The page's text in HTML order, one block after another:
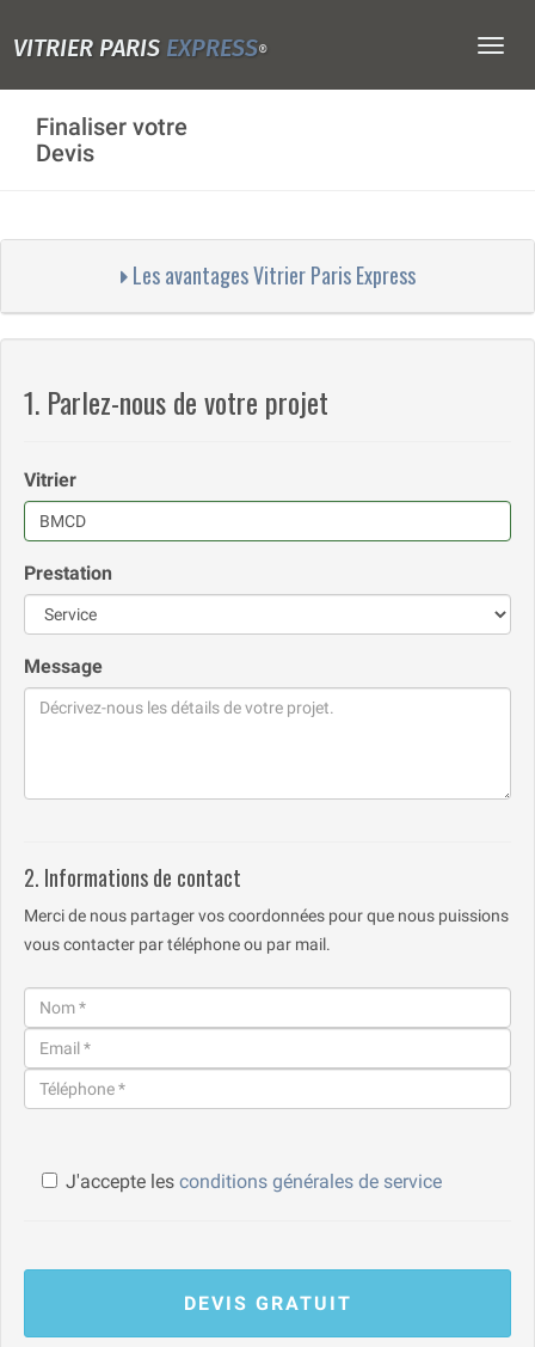
VITRIER PARIS EXPRESS®
Finaliser votre
Devis
Les avantages Vitrier Paris Express
1. Parlez-nous de votre projet
Vitrier
Prestation
Message
2. Informations de contact
Merci de nous partager vos coordonnées pour que nous puissions
vous contacter par téléphone ou par mail.
J'accepte les conditions générales de service
DEVIS GRATUIT